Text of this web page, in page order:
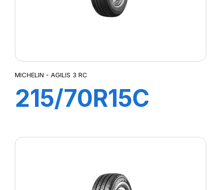
MICHELIN - AGILIS 3 RC
215/70R15C